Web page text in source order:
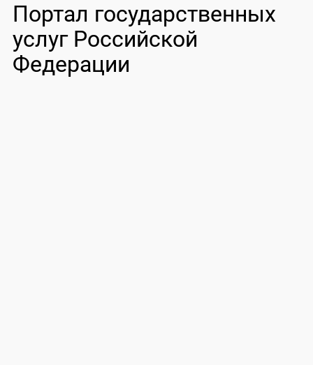
Портал государственных
услуг Российской
Федерации